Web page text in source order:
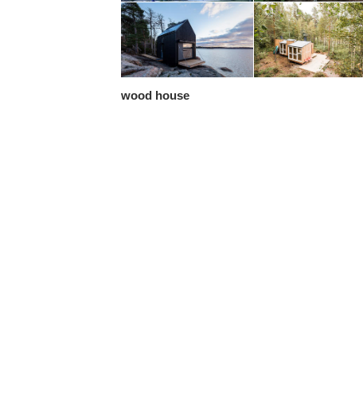
wood house